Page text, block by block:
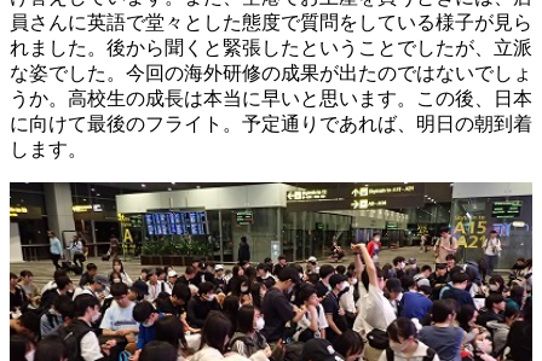
員さんに英語で堂々とした態度で質問をしている様子が見ら
れました。後から聞くと緊張したということでしたが、立派
な姿でした。今回の海外研修の成果が出たのではないでしょ
うか。高校生の成長は本当に早いと思います。この後、日本
に向けて最後のフライト。予定通りであれば、明日の朝到着
します。